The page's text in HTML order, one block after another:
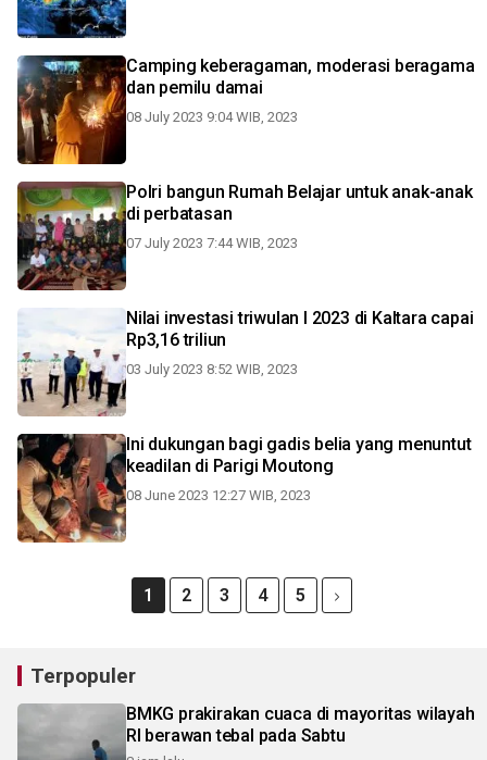
Camping keberagaman, moderasi beragama
dan pemilu damai
08 July 2023 9:04 WIB, 2023
Polri bangun Rumah Belajar untuk anak-anak
di perbatasan
07 July 2023 7:44 WIB, 2023
Nilai investasi triwulan I 2023 di Kaltara capai
Rp3,16 triliun
03 July 2023 8:52 WIB, 2023
Ini dukungan bagi gadis belia yang menuntut
keadilan di Parigi Moutong
08 June 2023 12:27 WIB, 2023
1 2 3 4 5
Terpopuler
BMKG prakirakan cuaca di mayoritas wilayah
RI berawan tebal pada Sabtu